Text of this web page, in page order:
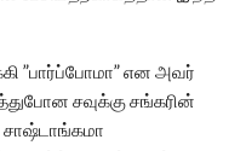
”பார்ப்போமா” என அவர்
சவுக்கு சங்கரின்
சாஷ்டாங்கமா